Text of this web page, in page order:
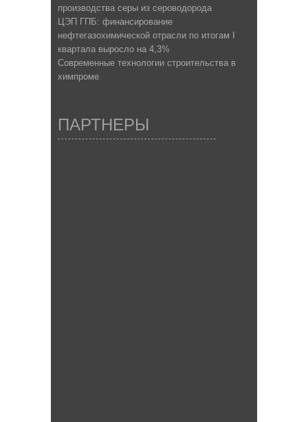
производства серы из сероводорода
ЦЭП ГПБ: финансирование
нефтегазохимической отрасли по итогам I
квартала выросло на 4,3%
Современные технологии строительства в
химпроме
ПАРТНЕРЫ